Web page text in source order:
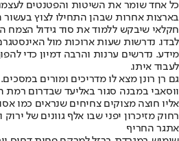
כל אחד שומר את השיטות והפטנטים
בארצות אחרות שבהן התחילו לצוץ בעשור
חקלאי שיבקש ללמוד את סוד גידול הצמח
לבדו. נדרשות שעות ארוכות מול
מידע. נדרשים ערנות והרבה דמיון כדי
לעבוד איתו.
גם רן רונן מצא לו מדריכים ומורים
ווסאבי במבנה סגור באליעד שבדרום
אליו חוצה מצוקים צחיחים שנראים כמו
רחוק מזיכרון יפני שבו אלף גוונים של ירוק
אתגר החריף